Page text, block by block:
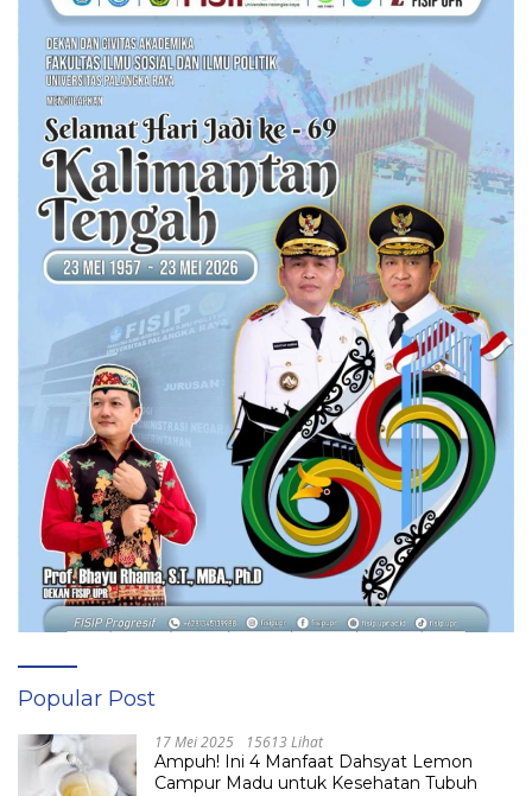
Popular Post
17 Mei 2025 15613 Lihat
Ampuh! Ini 4 Manfaat Dahsyat Lemon
Campur Madu untuk Kesehatan Tubuh